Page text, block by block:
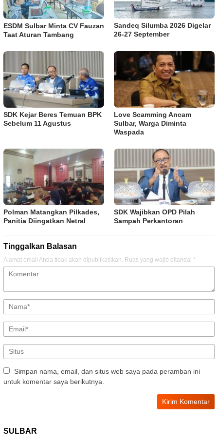
ESDM Sulbar Minta CV Fauzan
Taat Aturan Tambang
Sandeq Silumba 2026 Digelar
26-27 September
SDK Kejar Beres Temuan BPK
Sebelum 11 Agustus
Love Scamming Ancam
Sulbar, Warga Diminta
Waspada
Polman Matangkan Pilkades,
Panitia Diingatkan Netral
SDK Wajibkan OPD Pilah
Sampah Perkantoran
Tinggalkan Balasan
Alamat email Anda tidak akan dipublikasikan. Ruas yang wajib ditandai *
Simpan nama, email, dan situs web saya pada peramban ini
untuk komentar saya berikutnya.
SULBAR